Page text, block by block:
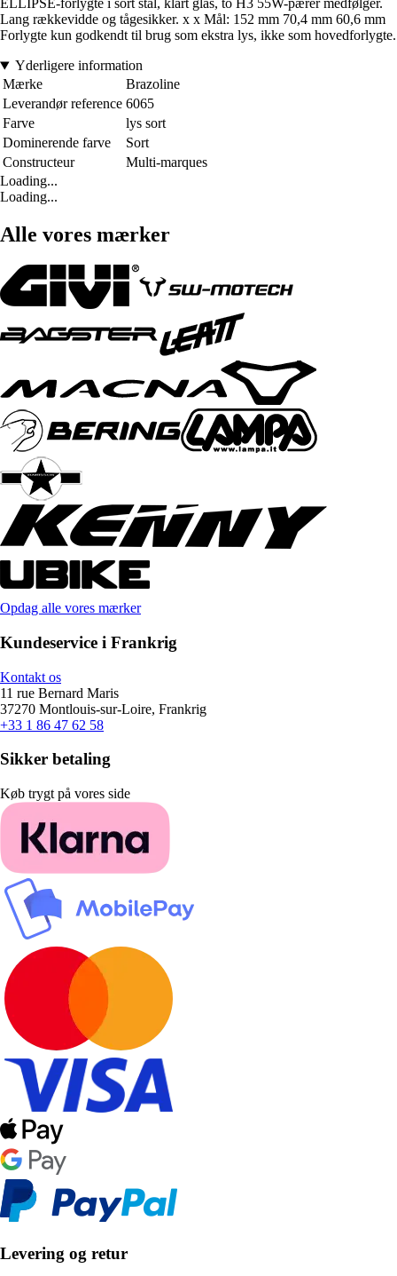
ELLIPSE-forlygte i sort stål, klart glas, to H3 55W-pærer medfølger.
Lang rækkevidde og tågesikker. x x Mål: 152 mm 70,4 mm 60,6 mm
Forlygte kun godkendt til brug som ekstra lys, ikke som hovedforlygte.
Yderligere information
Mærke
Brazoline
Leverandør reference 6065
Farve
lys sort
Dominerende farve
Sort
Constructeur
Multi-marques
Loading...
Loading...
Alle vores mærker
Opdag alle vores mærker
Kundeservice i Frankrig
Kontakt os
11 rue Bernard Maris
37270 Montlouis-sur-Loire, Frankrig
+33 1 86 47 62 58
Sikker betaling
Køb trygt på vores side
Levering og retur